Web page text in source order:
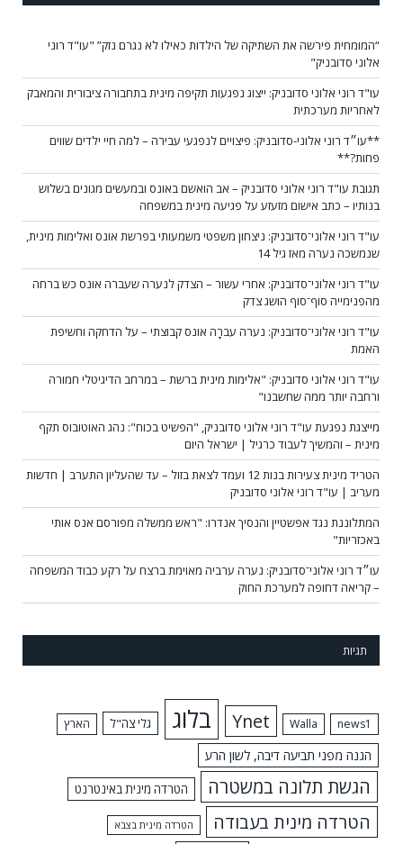
“המומחית פירשה את השתיקה של הילדות כאילו לא נגרם נזק” "עו"ד רוני
אלוני סדובניק"
עו"ד רוני אלוני סדובניק: ייצוג נפגעות תקיפה מינית בתחבורה ציבורית והמאבק
לאחריות מערכתית
**עו״ד רוני אלוני-סדובניק: פיצויים לנפגעי עבירה – למה חיי ילדים שווים
פחות?**
תגובת עו"ד רוני אלוני סדובניק – אב הואשם באונס ובמעשים מגונים בשלוש
בנותיו – כתב אישום מזעזע על פגיעה מינית במשפחה
עו"ד רוני אלוני־סדובניק: ניצחון משפטי משמעותי בפרשת אונס ואלימות מינית,
שנמשכה נערה מאז גיל 14
עו"ד רוני אלוני־סדובניק: אחרי עשור – הצדק לנערה שעברה אונס כש ברחה
מהפנימייה סוף־סוף הושג צדק
עו"ד רוני אלוני־סדובניק: נערה עברָה אונס קבוצתי – על הדחקה וחשיפת
האמת
עו"ד רוני אלוני סדובניק: "אלימות מינית ברשת – במרחב הדיגיטלי חמורה
ורחבה יותר ממה שחשבנו"
מייצגת נפגעת עו"ד רוני אלוני סדובניק, "הפשיט בכוח": נהג האוטובוס תקף
מינית – והמשיך לעבוד כרגיל | ישראל היום
הטריד מינית צעירות בנות 12 ועמד לצאת בזול – עד שהעליון התערב | חדשות
מעריב | עו"ד רוני אלוני סדובניק
המתלוננת נגד אפשטיין והנסיך אנדרו: "ראש ממשלה מפורסם אנס אותי
באכזריות"
עו״ד רוני אלוני־סדובניק: נערה ערביה מאוימת ברצח על רקע כבוד המשפחה
– קריאה דחופה למערכת החוק
תגיות
news1
Walla
Ynet בלוג גלי צה"ל הארץ
הגנה מפני תביעה דיבה, לשון הרע
הגשת תלונה במשטרה הטרדה מינית באינטרנט
הטרדה מינית בעבודה הטרדה מינית בצבא